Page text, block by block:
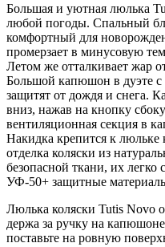
Большая и уютная люлька
любой погоды. Спальный
комфортный для
промерзает в минусовую
Летом же отталкивает жар
Большой капюшон в дуэте
защитят от дождя и снега.
вниз, нажав на кнопку
вентиляционная секция в
Накидка крепится к
отделка коляски из
безопасной ткани, их легко
УФ-50+ защитные
Люлька коляски Tutis Novo
держа за ручку на
поставьте на ровную